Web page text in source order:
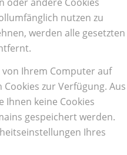
nutzen zu
werden alle gesetzten
Ihrem Computer auf
zur Verfügung. Aus
Ihnen keine Cookies
gespeichert werden.
Ihres